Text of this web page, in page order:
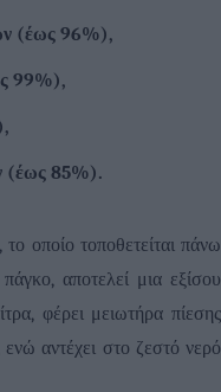
(έως 96%),
99%),
(έως 85%).
, το οποίο τοποθετείται πάνω
αποτελεί μια εξίσου
φέρει μειωτήρα πίεσης
αντέχει στο ζεστό νερό